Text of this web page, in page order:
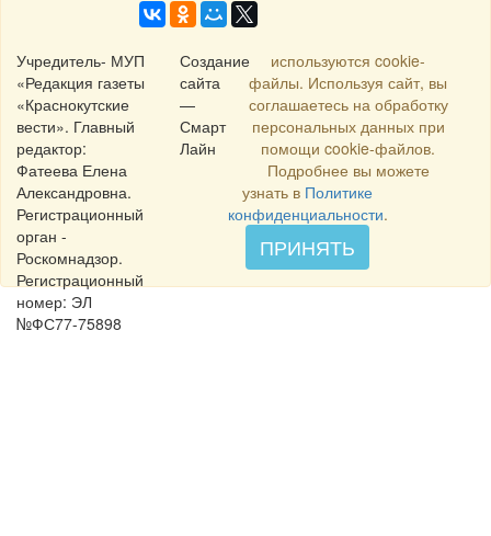
Учредитель- МУП
«Редакция газеты
«Краснокутские
вести». Главный
редактор:
Фатеева Елена
Александровна.
Регистрационный
орган -
Роскомнадзор.
Регистрационный
номер: ЭЛ
№ФС77-75898
Создание
сайта
—
Смарт
Лайн
используются cookie-
файлы. Используя сайт, вы
соглашаетесь на обработку
персональных данных при
помощи cookie-файлов.
Подробнее вы можете
узнать в Политике
конфиденциальности.
ПРИНЯТЬ